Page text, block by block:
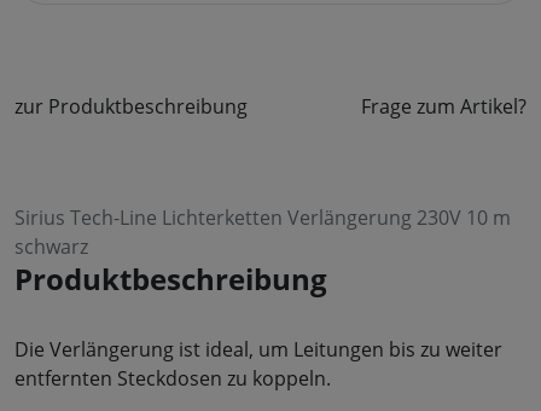
zur Produktbeschreibung Frage zum Artikel?
Sirius Tech-Line Lichterketten Verlängerung 230V 10 m
schwarz
Produktbeschreibung
Die Verlängerung ist ideal, um Leitungen bis zu weiter
entfernten Steckdosen zu koppeln.